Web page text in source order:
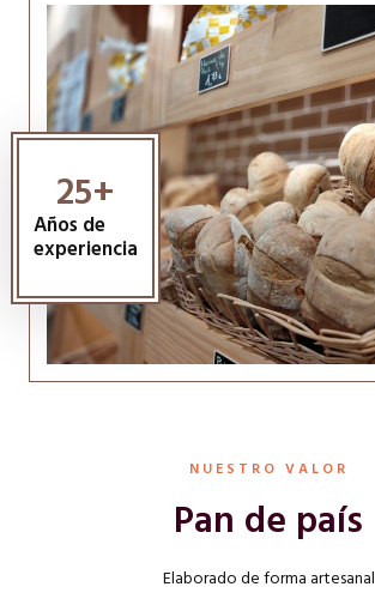
Años de
experiencia
25+
NUESTRO VALOR
Pan de país
Elaborado de forma artesanal